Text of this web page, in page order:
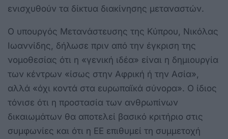
ενισχυθούν τα δίκτυα διακίνησης μεταναστών.
Ο υπουργός Μετανάστευσης της Κύπρου, Νικόλας
Ιωαννίδης, δήλωσε πριν από την έγκριση της
νομοθεσίας ότι η «γενική ιδέα» είναι η δημιουργία
των κέντρων «ίσως στην Αφρική ή την Ασία»,
αλλά «όχι κοντά στα ευρωπαϊκά σύνορα». Ο ίδιος
τόνισε ότι η προστασία των ανθρωπίνων
δικαιωμάτων θα αποτελεί βασικό κριτήριο στις
συμφωνίες και ότι η ΕΕ επιθυμεί τη συμμετοχή